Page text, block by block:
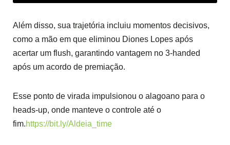
Além disso, sua trajetória incluiu momentos decisivos,
como a mão em que eliminou Diones Lopes após
acertar um flush, garantindo vantagem no 3-handed
após um acordo de premiação.
Esse ponto de virada impulsionou o alagoano para o
heads-up, onde manteve o controle até o
fim.https://bit.ly/Aldeia_time